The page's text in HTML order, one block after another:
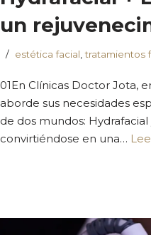
un
estética facial ,tratamientos
01En Clínicas Doctor Jota,
aborde sus necesidades
de dos mundos:
convirtiéndose en una…